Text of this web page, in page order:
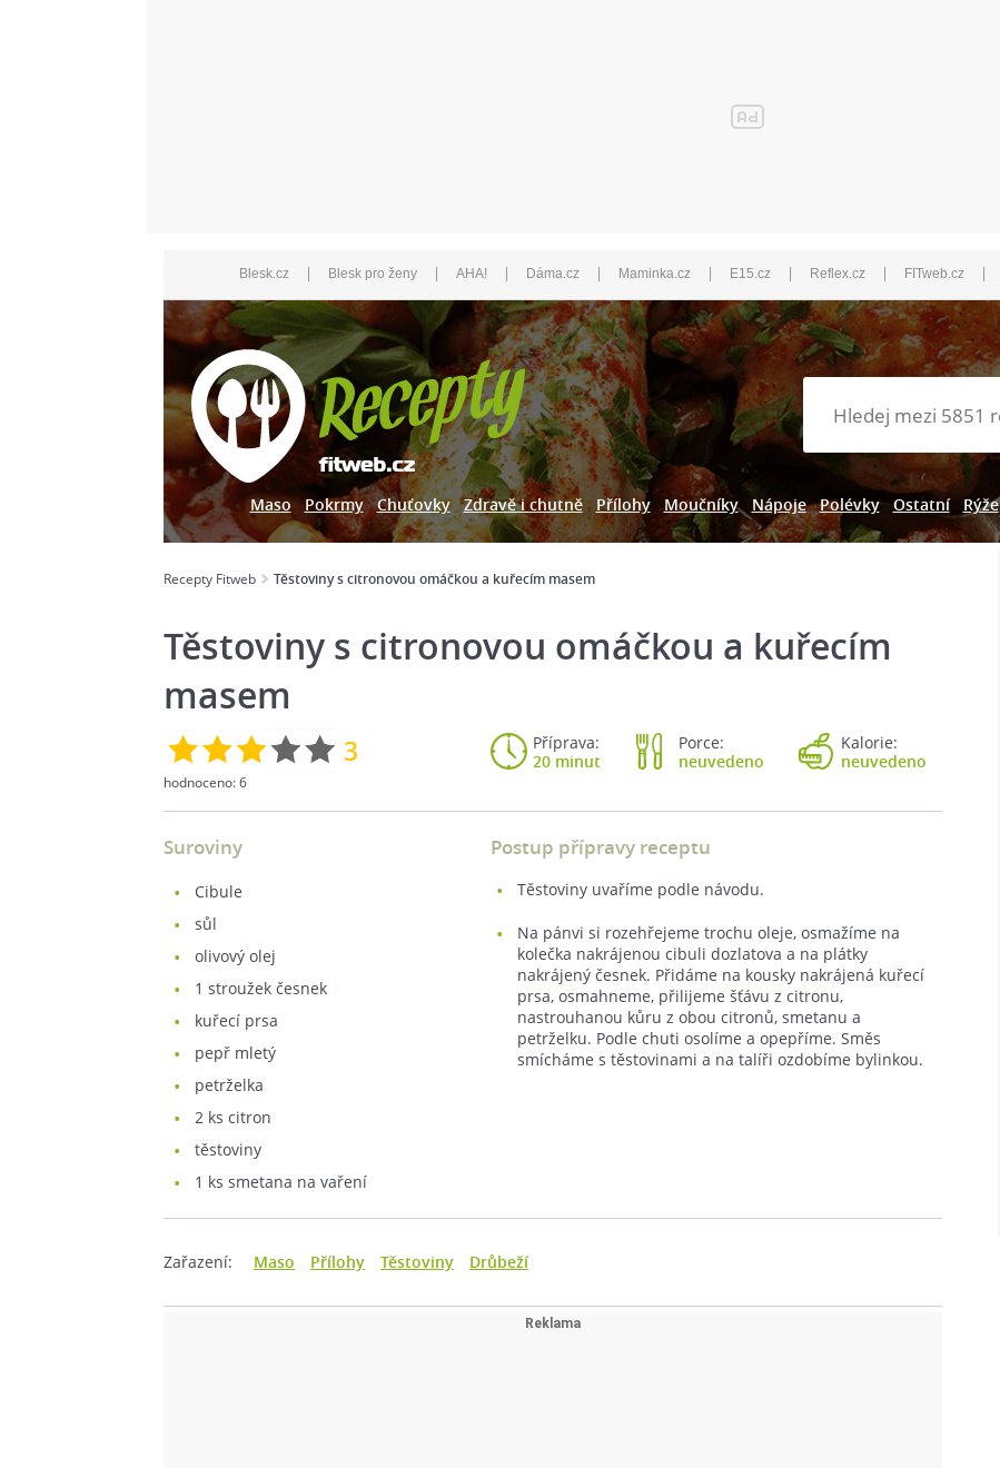
Blesk.cz | Blesk pro ženy | AHA! | Dáma.cz | Maminka.cz | E15.cz | Reflex.cz | FITweb.cz |
Maso Pokrmy Chuťovky Zdravě i chutně Přílohy Moučníky Nápoje Polévky Ostatní Rýže
Recepty Fitweb Těstoviny s citronovou omáčkou a kuřecím masem
Těstoviny s citronovou omáčkou a kuřecím
masem
3
hodnoceno:6
Příprava:
20 minut
Porce:
neuvedeno
Kalorie:
neuvedeno
Suroviny
cibule
sůl
olivový olej
1 stroužek česnek
kuřecí prsa
pepř mletý
petrželka
2 ks citron
těstoviny
1 ks smetana na vaření
Postup přípravy receptu
Těstoviny uvaříme podle návodu.
Na pánvi si rozehřejeme trochu oleje, osmažíme na
kolečka nakrájenou cibuli dozlatova a na plátky
nakrájený česnek. Přidáme na kousky nakrájená kuřecí
prsa, osmahneme, přilijeme šťávu z citronu,
nastrouhanou kůru z obou citronů, smetanu a
petrželku. Podle chuti osolíme a opepříme. Směs
smícháme s těstovinami a na talíři ozdobíme bylinkou.
Zařazení: Maso Přílohy Těstoviny Drůbeží